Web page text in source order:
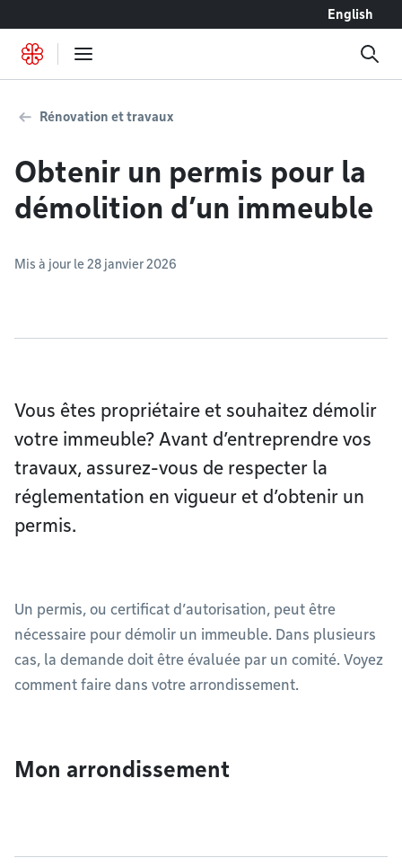
English
Rénovation et travaux
Obtenir un permis pour la
démolition d’un immeuble
Mis à jour le 28 janvier 2026
Vous êtes propriétaire et souhaitez démolir
votre immeuble? Avant d’entreprendre vos
travaux, assurez-vous de respecter la
réglementation en vigueur et d’obtenir un
permis.
Un permis, ou certificat d’autorisation, peut être
nécessaire pour démolir un immeuble. Dans plusieurs
cas, la demande doit être évaluée par un comité. Voyez
comment faire dans votre arrondissement.
Mon arrondissement